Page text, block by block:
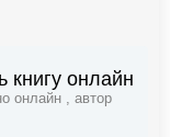
книгу онлайн
онлайн , автор